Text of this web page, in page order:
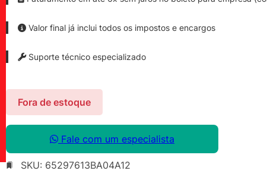
Valor final já inclui todos os impostos e encargos
Suporte técnico especializado
Fora de estoque
Fale com um especialista
SKU: 65297613BA04A12